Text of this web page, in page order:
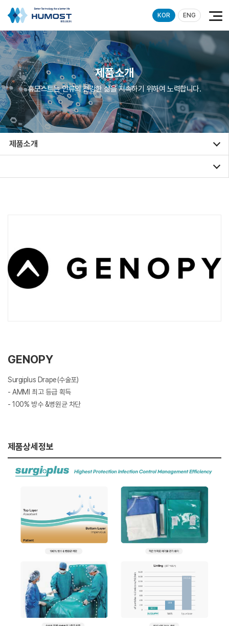
KOR ENG
제품소개
휴모스트는 인류의 건강한 삶을 지속하기 위하여 노력합니다.
제품소개
GENOPY
Surgiplus Drape(수술포)
- AMMI 최고 등급 획득
- 100% 방수 &병원균 차단
제품상세정보